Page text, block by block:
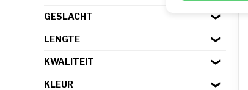
GESLACHT
LENGTE
KWALITEIT
KLEUR